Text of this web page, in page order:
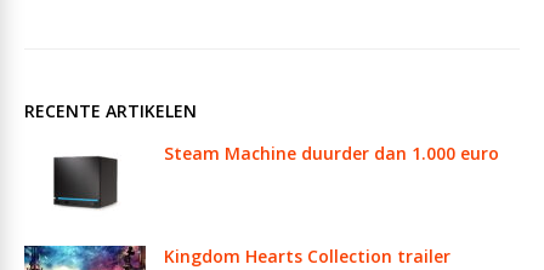
RECENTE ARTIKELEN
Steam Machine duurder dan 1.000 euro
Kingdom Hearts Collection trailer